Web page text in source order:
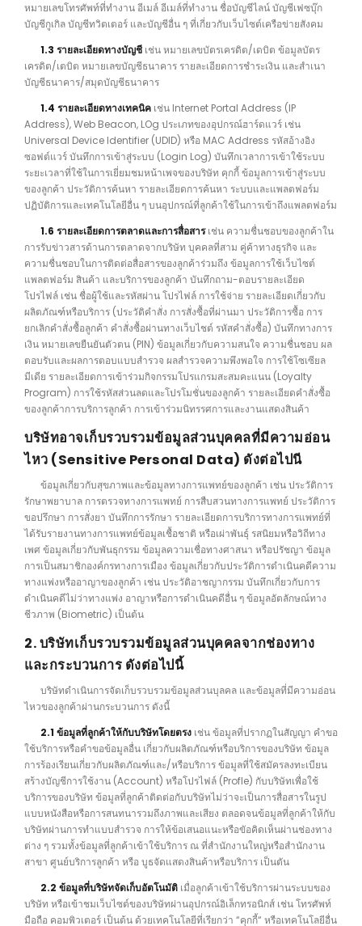
หมายเลขโทรศัพท์ที่ทำงาน อีเมล์ อีเมล์ที่ทำงาน ชื่อบัญชีไลน์ บัญชีเฟซบุ๊ก
บัญชีกูเกิล บัญชีทวิตเตอร์ และบัญชีอื่น ๆ ที่เกี่ยวกับเว็บไซต์เครือข่ายสังคม
1.3 รายละเอียดทางบัญชี เช่น หมายเลขบัตรเครดิต/เดบิต ข้อมูลบัตร
เครดิต/เตบิต หมายเลขบัญชีธนาคาร รายละเอียดการชำระเงิน และสำเนา
บัญชีธนาคาร/สมุดบัญชีธนาคาร
1.4 รายละเอียดทางเทคนิค เช่น Internet Portal Address (IP
Address), Web Beacon, LOg ประเภทของอุปกรณ์ฮาร์ดแวร์ เช่น
Universal Device Identifier (UDID) หรือ MAC Address รหัสอ้างอิง
ซอฟต์แวร์ บันทึกการเข้าสู่ระบบ (Login Log) บันทึกเวลาการเข้าใช้ระบบ
ระยะเวลาที่ใช้ในการเยี่ยมชมหน้าเพจของบริษัท คุกกี้ ข้อมูลการเข้าสู่ระบบ
ของลูกค้า ประวัติการค้นหา รายละเอียดการค้นหา ระบบและแพลตฟอร์ม
ปฏิบัติการและเทคโนโลยีอื่น ๆ บนอุปกรณ์ที่ลูกค้าใช้ในการเข้าถึงแพลตฟอร์ม
1.6 รายละเอียดการตลาดและการสื่อสาร เช่น ความชื่นชอบของลูกค้าใน
การรับข่าวสารด้านการตลาดจากบริษัท บุคคลที่สาม คู่ค้าทางธุรกิจ และ
ความชื่นชอบในการติดต่อสื่อสารของลูกค้าร่วมถึง ข้อมูลการใช้เว็บไซต์
แพลตฟอร์ม สินค้า และบริการของลูกค้า บันทึกถาม-ตอบรายละเอียด
โปรไฟล์ เช่น ชื่อผู้ใช้และรหัสผ่าน โปรไฟล์ การใช้จ่าย รายละเอียดเกี่ยวกับ
ผลิตภัณฑ์หรือบริการ (ประวัติคำสั่ง การสั่งซื้อที่ผ่านมา ประวัติการซื้อ การ
ยกเลิกคำสั่งซื้อลูกค้า คำสั่งซื้อผ่านทางเว็บไชต์ รหัสคำสั่งซื้อ) บันทึกทางการ
เงิน หมายเลขยืนยันตัวตน (PIN) ข้อมูลเกี่ยวกับความสนใจ ความชื่นชอบ ผล
ตอบรับและผลการตอบแบบสำรวจ ผลสำรวจความพึงพอใจ การใช้โซเซียล
มีเดีย รายละเอียดการเข้าร่วมกิจกรรมโปรแกรมสะสมคะแนน (Loyalty
Program) การใช้รหัสส่วนลดและโปรโมชั่นของลูกค้า รายละเอียดคำสั่งซื้อ
ของลูกค้าการบริการลูกค้า การเข้าร่วมนิทรรศการและงานแสดงสินค้า
บริษัทอาจเก็บรวบรวมข้อมูลส่วนบุคคลที่มีความอ่อน
ไหว (Sensitive Personal Data) ดังต่อไปนี
ข้อมูลเกี่ยวกับสุขภาพและข้อมูลทางการแพทย์ของลูกค้า เช่น ประวัติการ
รักษาพยาบาล การตรวจทางการแพทย์ การสืบสวนทางการแพทย์ ประวัติการ
ขอปรึกษา การสั่งยา บันทึกการรักษา รายละเอียดการบริการทางการแพทย์ที่
ได้รับรายงานทางการแพทย์ข้อมูลเชื้อชาติ หรือเผ่าพันธุ์ รสนิยมหรือวิถีทาง
เพศ ข้อมูลเกี่ยวกับพันธุกรรม ข้อมูลความเชื่อทางศาสนา หรือปรัชญา ข้อมูล
การเป็นสมาชิกองค์กรทางการเมือง ข้อมูลเกี่ยวกับประวัติการดำเนินคดีความ
ทางแพ่งหรืออาญาของลูกค้า เช่น ประวัติอาชญากรรม บันทึกเกี่ยวกับการ
ดำเนินคดีไม่ว่าทางแพ่ง อาญาหรือการดำเนินคดีอื่น ๆ ข้อมูลอัตลักษณ์ทาง
ชีวภาพ (Biometric) เป็นต้น
2. บริษัทเก็บรวบรวมข้อมูลส่วนบุคคลจากช่องทาง
และกระบวนการ ดังต่อไปนี้
บริษัทดำเนินการจัดเก็บรวบรวมข้อมูลส่วนบุลคล และข้อมูลที่มีความอ่อน
ไหวของลูกค้าผ่านกระบวนการ ดังนี้
2.1 ข้อมูลที่ลูกค้าให้กับบริษัทโดยตรง เช่น ข้อมูลที่ปรากฏในสัญญา คำขอ
ใช้บริการหรือคำขอข้อมูลอื่น เกี่ยวกับผลิตภัณฑ์หรือบริการของบริษัท ข้อมูล
การร้องเรียนเกี่ยวกับผลิตภัณฑ์และ/หรือบริการ ข้อมูลที่ใช้สมัครลงทะเบียน
สร้างบัญชีการใช้งาน (Account) หรือโปรไฟล์ (Profle) กับบริษัทเพื่อใช้
บริการของบริษัท ข้อมูลที่ลูกค้าติดต่อกับบริษัทไม่ว่าจะเป็นการสื่อสารในรูป
แบบหนังสือหรือการสนทนารวมถึงภาพและเสียง ตลอดจนข้อมูลที่ลูกค้าให้กับ
บริษัทผ่านการทำแบบสำรวจ การให้ข้อเสนอแนะหรือขัอคิดเห็นผ่านช่องทาง
ต่าง ๆ รวมทั้งข้อมูลที่ลูกค้าเข้าใช้บริการ ณ ที่สำนักงานใหญ่หรือสำนักงาน
สาขา ศูนย์บริการลูกค้า หรือ บูธจัดแสดงสินค้าหรือบริการ เป็นตัน
2.2 ข้อมูลที่บริษัทจัดเก็บอัตโนมัติ เมื่อลูกค้าเข้าใช้บริการผ่านระบบของ
บริษัท หรือเข้าชมเว็บไซต์ของบริษัทผ่านอุปกรณ์อิเล็กทรอนิกส์ เช่น โทรศัพท์
มือถือ คอมพิวเตอร์ เป็นต้น ด้วยเทคโนโลยีที่เรียกว่า “คุกกี้“ หรือเทคโนโลยีอื่น